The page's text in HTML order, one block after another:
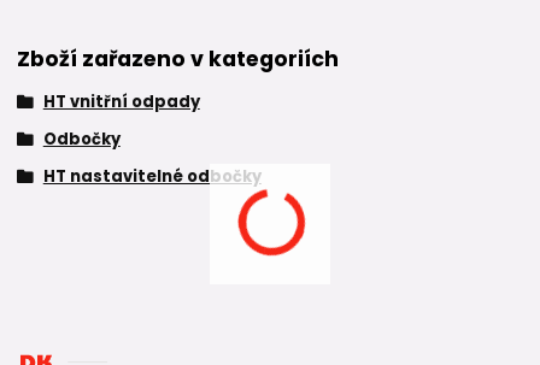
Zboží zařazeno v kategoriích
HT vnitřní odpady
Odbočky
HT nastavitelné odbočky